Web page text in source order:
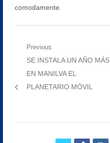
comodamente.
Navegación
entradas
Previous
Previous
post:
SE INSTALA UN AÑO MÁS
EN MANILVA EL
PLANETARIO MÓVIL